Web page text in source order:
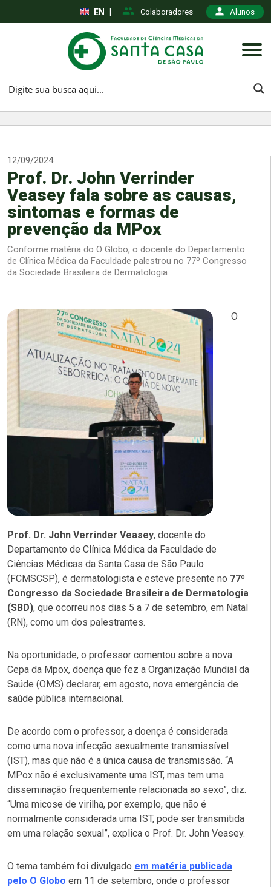
Colaboradores Alunos
EN
12/09/2024
Prof. Dr. John Verrinder
Veasey fala sobre as causas,
sintomas e formas de
prevenção da MPox
Conforme matéria do O Globo, o docente do Departamento
de Clínica Médica da Faculdade palestrou no 77º Congresso
da Sociedade Brasileira de Dermatologia
O
Prof. Dr. John Verrinder Veasey, docente do
Departamento de Clínica Médica da Faculdade de
Ciências Médicas da Santa Casa de São Paulo
(FCMSCSP), é dermatologista e esteve presente no 77º
Congresso da Sociedade Brasileira de Dermatologia
(SBD), que ocorreu nos dias 5 a 7 de setembro, em Natal
(RN), como um dos palestrantes.
Na oportunidade, o professor comentou sobre a nova
Cepa da Mpox, doença que fez a Organização Mundial da
Saúde (OMS) declarar, em agosto, nova emergência de
saúde pública internacional.
De acordo com o professor, a doença é considerada
como uma nova infecção sexualmente transmissível
(IST), mas que não é a única causa de transmissão. “A
MPox não é exclusivamente uma IST, mas tem uma
disseminação frequentemente relacionada ao sexo”, diz.
“Uma micose de virilha, por exemplo, que não é
normalmente considerada uma IST, pode ser transmitida
em uma relação sexual”, explica o Prof. Dr. John Veasey.
O tema também foi divulgado em matéria publicada
pelo O Globo em 11 de setembro, onde o professor